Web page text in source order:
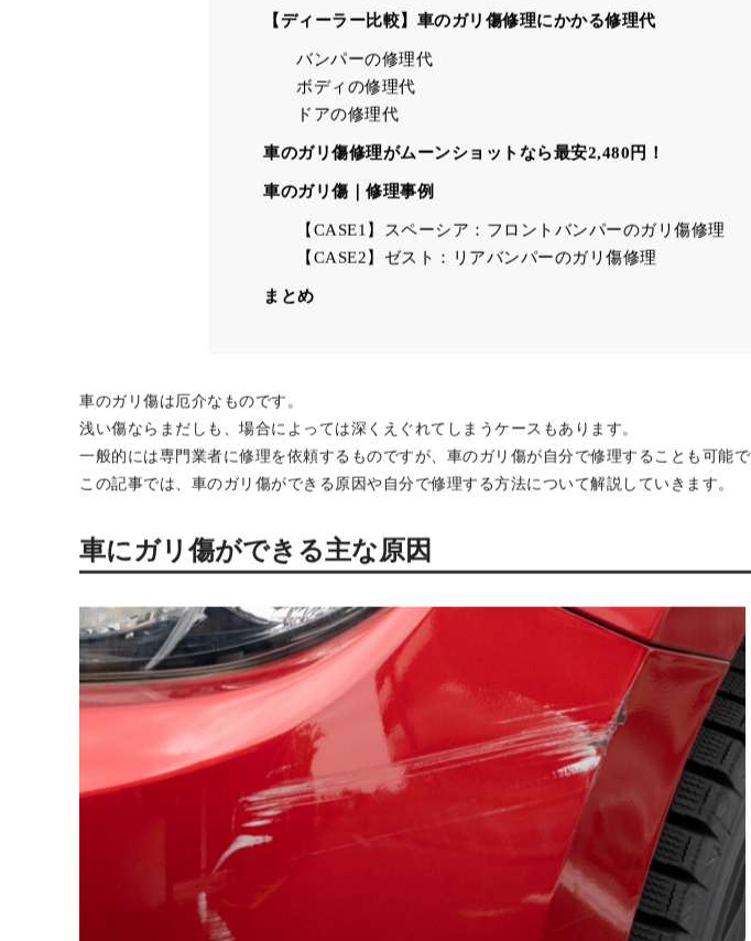
車のガリ傷を自分で修理するデメリット
プロのようにキレイな修理はできない
失敗するリスクがある
【ディーラー比較】車のガリ傷修理にかかる修理代
バンパーの修理代
ボディの修理代
ドアの修理代
車のガリ傷修理がムーンショットなら最安2,480円！
車のガリ傷｜修理事例
まとめ
浅い傷ならまだしも、場合によっては深くえぐれてしまうケースもあります。
一般的には専門業者に修理を依頼するものですが、車のガリ傷が自分で修理することも可能
この記事では、車のガリ傷ができる原因や自分で修理する方法について解説していきます。
車にガリ傷ができる主な原因